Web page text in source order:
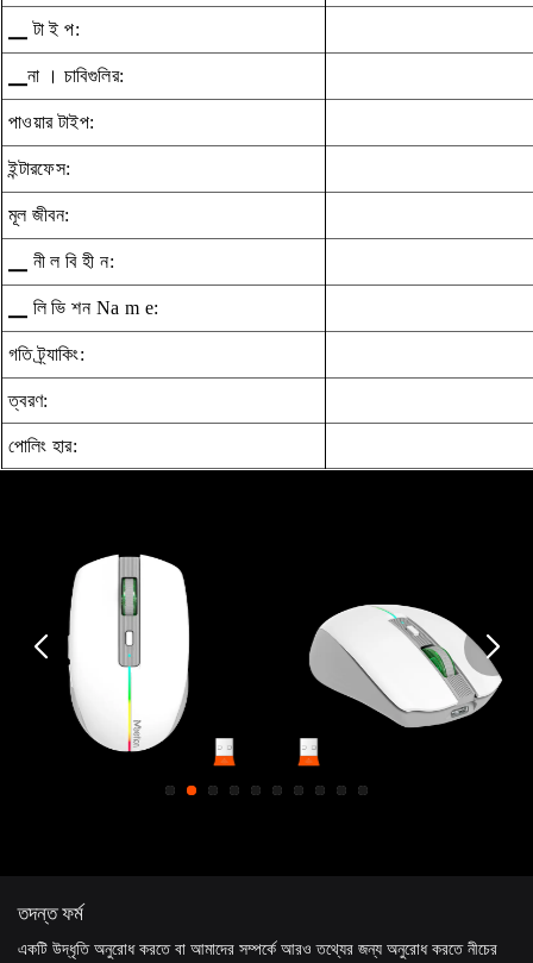
▁ টা ই প:
▁না । চাবিগুলির:
পাওয়ার টাইপ:
ইন্টারফেস:
মূল জীবন:
▁ নী ল বি হী ন:
▁ লি ভি শন Na m e:
গতি ট্র্যাকিং:
ত্বরণ:
পোলিং হার:
তদন্ত ফর্ম
একটি উদ্ধৃতি অনুরোধ করতে বা আমাদের সম্পর্কে আরও তথ্যের জন্য অনুরোধ করতে নীচের